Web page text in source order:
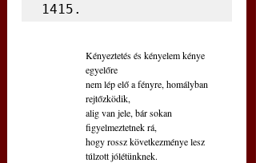
1415.
Kényeztetés és kényelem kénye
egyelőre
nem lép elő a fényre, homályban
rejtőzködik,
alig van jele, bár sokan
figyelmeztetnek rá,
hogy rossz következménye lesz
túlzott jólétünknek.